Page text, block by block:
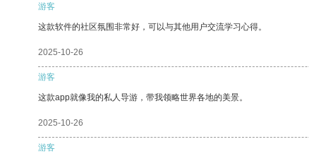
游客
这款软件的社区氛围非常好，可以与其他用户交流学习心得。
2025-10-26
游客
这款app就像我的私人导游，带我领略世界各地的美景。
2025-10-26
游客